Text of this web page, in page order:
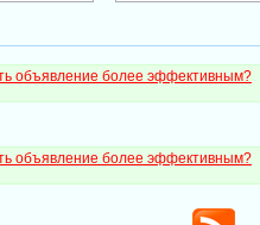
объявление более эффективным?
объявление более эффективным?